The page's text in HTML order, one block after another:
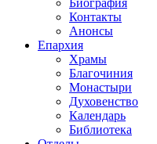
Биография
Контакты
Анонсы
Епархия
Храмы
Благочиния
Монастыри
Духовенство
Календарь
Библиотека